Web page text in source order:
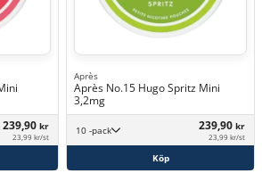
239,90 kr
23,99 kr/st
Après
Après No.15 Hugo Spritz Mini
3,2mg
10 -pack 239,90 kr
23,99 kr/st
Köp